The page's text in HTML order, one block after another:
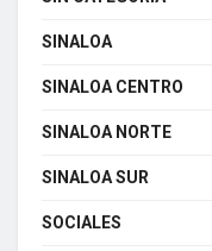
SINALOA
SINALOA CENTRO
SINALOA NORTE
SINALOA SUR
SOCIALES